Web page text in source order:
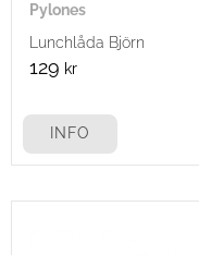
Pylones
Lunchlåda Björn
129 kr
INFO